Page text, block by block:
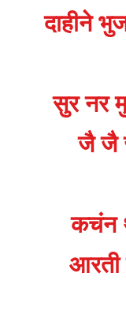
दाहीने
सुर नर
जै जै
कचंन